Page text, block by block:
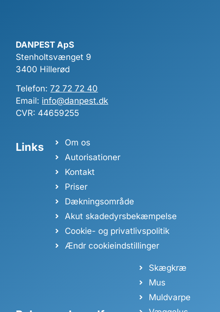
DANPEST ApS
Stenholtsvænget 9
3400 Hillerød
Telefon:72 72 72 40
Email: info@danpest.dk
CVR: 44659255
Links
Om os
Autorisationer
Kontakt
Priser
Dækningsområde
Akut skadedyrsbekæmpelse
Cookie- og privatlivspolitik
Ændr cookieindstillinger
Skægkræ
Mus
Muldvarpe